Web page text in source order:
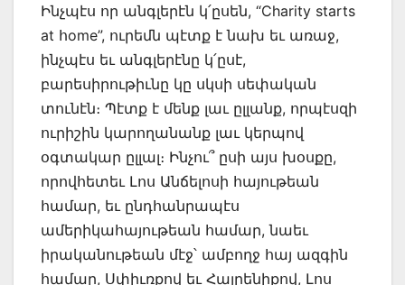
Ինչպէս որ անգլերէն կ՛ըսեն, “Charity starts
at հome”, ուրեմն պէտք է նախ եւ առաջ,
ինչպէս եւ անգլերէնը կ՛ըսէ,
բարեսիրութիւնը կը սկսի սեփական
տունէն։ Պէտք է մենք լաւ ըլլանք, որպէսզի
ուրիշին կարողանանք լաւ կերպով
օգտակար ըլլալ։ Ինչու՞ ըսի այս խօսքը,
որովհետեւ Լոս Անճելոսի հայութեան
համար, եւ ընդհանրապէս
ամերիկահայութեան համար, նաեւ
իրականութեան մէջ՝ ամբողջ հայ ազգին
համար, Սփիւռքով եւ Հայրենիքով, Լոս